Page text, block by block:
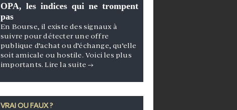
OPA, les indices qui ne trompent
pas
En Bourse, il existe des signaux à
suivre pour détecter une offre
publique d’achat ou d’échange, qu’elle
soit amicale ou hostile. Voici les plus
importants.Lire la suite →
VRAI OU FAUX ?